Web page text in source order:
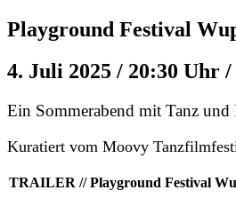
Playground Festival
4. Juli 2025 / 20:30
Ein Sommerabend mit Tanz
Kuratiert vom Moovy
TRAILER // Playground Festival